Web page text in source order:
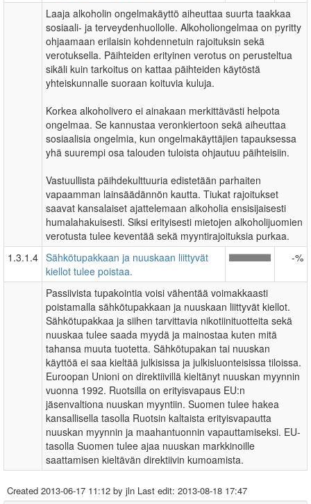
Laaja alkoholin ongelmakäyttö aiheuttaa suurta taakkaa
sosiaali- ja terveydenhuollolle. Alkoholiongelmaa on pyritty
ohjaamaan erilaisin kohdennetuin rajoituksin sekä
verotuksella. Päihteiden erityinen verotus on perusteltua
sikäli kuin tarkoitus on kattaa päihteiden käytöstä
yhteiskunnalle suoraan koituvia kuluja.
Korkea alkoholivero ei ainakaan merkittävästi helpota
ongelmaa. Se kannustaa veronkiertoon sekä aiheuttaa
sosiaalisia ongelmia, kun ongelmakäyttäjien tapauksessa
yhä suurempi osa talouden tuloista ohjautuu päihteisiin.
Vastuullista päihdekulttuuria edistetään parhaiten
vapaamman lainsäädännön kautta. Tiukat rajoitukset
saavat kansalaiset ajattelemaan alkoholia ensisijaisesti
humalahakuisesti. Siksi erityisesti mietojen alkoholijuomien
verotusta tulee keventää sekä myyntirajoituksia purkaa.
1.3.1.4 Sähkötupakkaan ja nuuskaan liittyvät
kiellot tulee poistaa.
-%
Passiivista tupakointia voisi vähentää voimakkaasti
poistamalla sähkötupakkaan ja nuuskaan liittyvät kiellot.
Sähkötupakkaa ja siihen tarvittavia nikotiinituotteita sekä
nuuskaa tulee saada myydä ja mainostaa kuten mitä
tahansa muuta tuotetta. Sähkötupakan tai nuuskan
käyttöä ei saa kieltää julkisissa ja julkisluonteisissa tiloissa.
Euroopan Unioni on direktiivillä kieltänyt nuuskan myynnin
vuonna 1992. Ruotsilla on erityisvapaus EU:n
jäsenvaltiona nuuskan myyntiin. Suomen tulee hakea
kansallisella tasolla Ruotsin kaltaista erityisvapautta
nuuskan myynnin ja maahantuonnin vapauttamiseksi. EU-
tasolla Suomen tulee ajaa nuuskan markkinoille
saattamisen kieltävän direktiivin kumoamista.
Created 2013-06-17 11:12 by jln Last edit: 2013-08-18 17:47